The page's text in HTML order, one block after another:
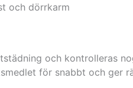
och dörrkarm
och kontrolleras
för snabbt och ger